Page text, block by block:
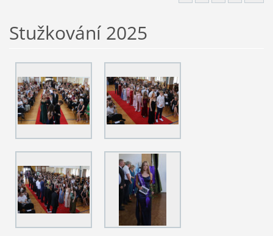
Stužkování 2025